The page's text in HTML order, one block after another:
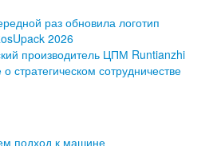
раз обновила логотип
2026
производитель ЦПМ Runtianzhi
стратегическом сотрудничестве
подход к машине